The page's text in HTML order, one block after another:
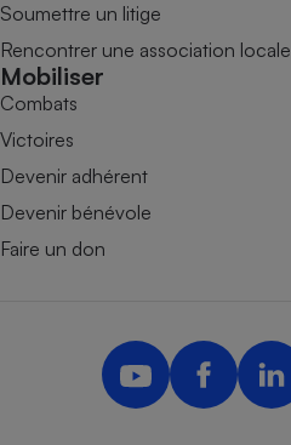
Soumettre un litige
Rencontrer une association locale
Mobiliser
Combats
Victoires
Devenir adhérent
Devenir bénévole
Faire un don